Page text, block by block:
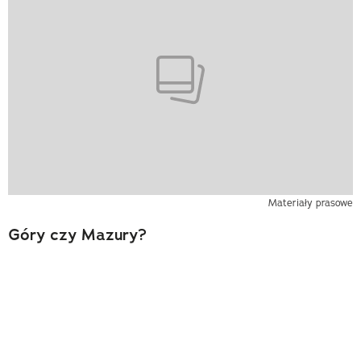
Materiały prasowe
Góry czy Mazury?